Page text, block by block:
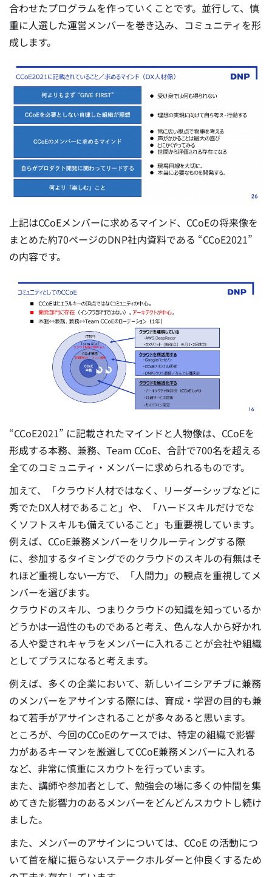
合わせたプログラムを作っていくことです。並行して、慎
重に人選した運営メンバーを巻き込み、コミュニティを形
成します。
上記はCCoEメンバーに求めるマインド、CCoEの将来像を
まとめた約70ページのDNP社内資料である “CCoE2021”
の内容です。
“CCoE2021” に記載されたマインドと人物像は、CCoEを
形成する本務、兼務、Team CCoE、合計で700名を超える
全てのコミュニティ・メンバーに求められるものです。
加えて、「クラウド人材ではなく、リーダーシップなどに
秀でたDX人材であること」や、「ハードスキルだけでな
くソフトスキルも備えていること」も重要視しています。
例えば、CCoE兼務メンバーをリクルーティングする際
に、参加するタイミングでのクラウドのスキルの有無はそ
れほど重視しない一方で、「人間力」の観点を重視してメ
ンバーを選びます。
クラウドのスキル、つまりクラウドの知識を知っているか
どうかは一過性のものであると考え、色んな人から好かれ
る人や愛されキャラをメンバーに入れることが会社や組織
としてプラスになると考えます。
例えば、多くの企業において、新しいイニシアチブに兼務
のメンバーをアサインする際には、育成・学習の目的も兼
ねて若手がアサインされることが多々あると思います。
ところが、今回のCCoEのケースでは、特定の組織で影響
力があるキーマンを厳選してCCoE兼務メンバーに入れる
など、非常に慎重にスカウトを行っています。
また、講師や参加者として、勉強会の場に多くの仲間を集
めてきた影響力のあるメンバーをどんどんスカウトし続け
ました。
また、メンバーのアサインについては、CCoE の活動につ
いて首を縦に振らないステークホルダーと仲良くするため